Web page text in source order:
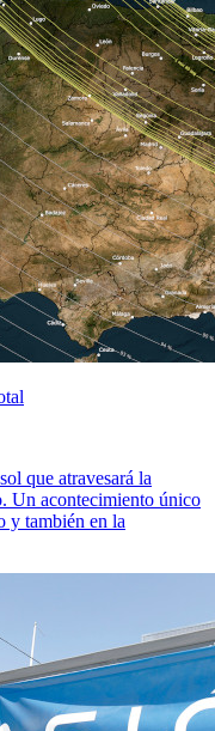
que atravesará la
Un acontecimiento único
y también en la